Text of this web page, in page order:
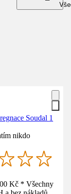
Soudal 1
nikdo
Kč * Všechny